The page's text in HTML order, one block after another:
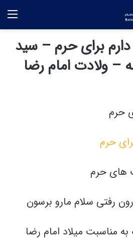
برای حرم – سید
– ولادت امام رضا
حرم
حرم
های حرم
رفتی سلام مارو برسون
مناسبت میلاد امام رضا